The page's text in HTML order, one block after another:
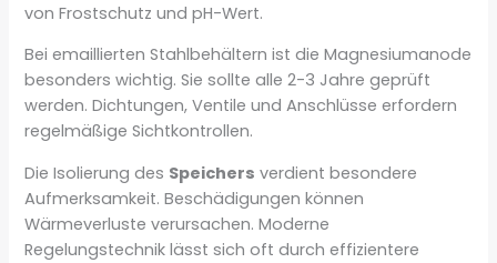
von Frostschutz und pH-Wert.
Bei emaillierten Stahlbehältern ist die Magnesiumanode
besonders wichtig. Sie sollte alle 2-3 Jahre geprüft
werden. Dichtungen, Ventile und Anschlüsse erfordern
regelmäßige Sichtkontrollen.
Die Isolierung des Speichers verdient besondere
Aufmerksamkeit. Beschädigungen können
Wärmeverluste verursachen. Moderne
Regelungstechnik lässt sich oft durch effizientere